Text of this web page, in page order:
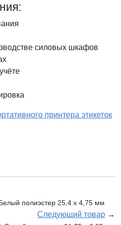
силовых шкафов
принтера этикеток
полиэстер 25,4 х 4,75 мм
Следующий товар →